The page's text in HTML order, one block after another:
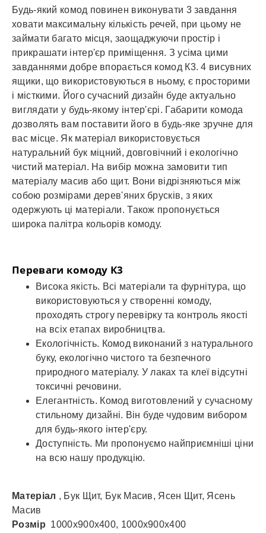
Будь-який комод повинен виконувати 3 завдання
ховати максимальну кількість речей, при цьому не
займати багато місця, заощаджуючи простір і
прикрашати інтер'єр приміщення. З усіма цими
завданнями добре впорається комод К3.4 висувних
ящики, що використовуються в ньому, є просторими
і місткими. Його сучасний дизайн буде актуально
виглядати у будь-якому інтер'єрі. Габарити комода
дозволять вам поставити його в будь-яке зручне для
вас місце. Як матеріал використовується
натуральний бук міцний, довговічний і екологічно
чистий матеріал. На вибір можна замовити тип
матеріалу масив або щит. Вони відрізняються між
собою розмірами дерев'яних брусків, з яких
одержують ці матеріали.Також пропонується
широка палітра кольорів комоду.
Переваги комоду К3
Висока якість. Всі матеріали та фурнітура, що
використовуються у створенні комоду,
проходять строгу перевірку та контроль якості
на всіх етапах виробництва.
Екологічність. Комод виконаний з натурального
буку, екологічно чистого та безпечного
природного матеріалу. У лаках та клеї відсутні
токсичні речовини.
Елегантність. Комод виготовлений у сучасному
стильному дизайні. Він буде чудовим вибором
для будь-якого інтер'єру.
Доступність. Ми пропонуємо найприємніші ціни
на всю нашу продукцію.
Матеріал , Бук Щит, Бук Масив, Ясен Щит, Ясень
Масив
Розмір 1000х900х400, 1000х900х400